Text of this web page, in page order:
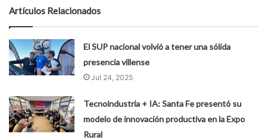
Artículos Relacionados
El SUP nacional volvió a tener una sólida
presencia villense
Jul 24, 2025
Tecnoindustria + IA: Santa Fe presentó su
modelo de innovación productiva en la Expo
Rural